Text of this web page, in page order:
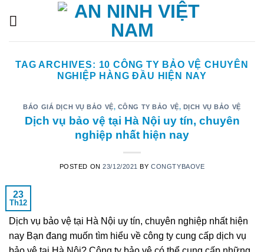
TAG ARCHIVES: 10 CÔNG TY BẢO VỆ CHUYÊN
NGHIỆP HÀNG ĐẦU HIỆN NAY
BÁO GIÁ DỊCH VỤ BẢO VỆ, CÔNG TY BẢO VỆ, DỊCH VỤ BẢO VỆ
Dịch vụ bảo vệ tại Hà Nội uy tín, chuyên
nghiệp nhất hiện nay
POSTED ON23/12/2021 BYCONGTYBAOVE
23
Th12
Dịch vụ bảo vệ tại Hà Nội uy tín, chuyên nghiệp nhất hiện
nay Bạn đang muốn tìm hiểu về công ty cung cấp dịch vụ